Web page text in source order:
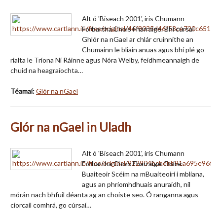
Alt ó 'Biseach 2001', iris Chumann
Forbartha Chois Fharraige. Bhí cúrsaí
Ghlór na nGael ar chlár cruinnithe an
Chumainn le bliain anuas agus bhí plé go
rialta le Tríona Ní Ráinne agus Nóra Welby, feidhmeannaigh de
chuid na heagraíochta…
Téamaí:Glór na nGael
Glór na nGael in Uladh
Alt ó 'Biseach 2001', iris Chumann
Forbartha Chois Fharraige. Doire:
Buaiteoir Scéim na mBuaiteoirí i mbliana,
agus an phriomhdhuais anuraidh, níl
mórán nach bhfuil déanta ag an choiste seo. Ó ranganna agus
ciorcail comhrá, go cúrsaí…